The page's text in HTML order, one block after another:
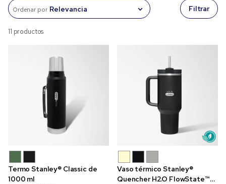
Ordenar por Filtrar
11 productos
Termo Stanley® Classic de
1000 ml
Vaso térmico Stanley®
Quencher H2.O FlowState™